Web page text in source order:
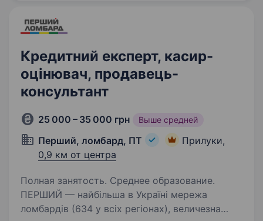
Кредитний експерт, касир-
оцінювач, продавець-
консультант
25 000 – 35 000 грн Выше средней
Перший, ломбард, ПТ
Прилуки,
0,9 км от центра
Полная занятость. Среднее образование.
ПЕРШИЙ — найбільша в Україні мережа
ломбардів (634 у всіх регіонах), величезна